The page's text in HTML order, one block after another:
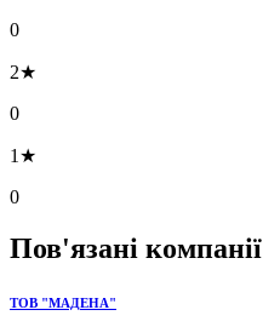
0
2★
0
1★
0
Пов'язані компанії
ТОВ "МАДЕНА"